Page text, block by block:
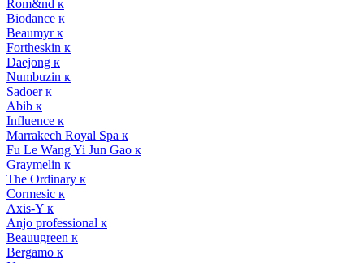
Rom&nd к
Biodance к
Beaumyr к
Fortheskin к
Daejong к
Numbuzin к
Sadoer к
Abib к
Influence к
Marrakech Royal Spa к
Fu Le Wang Yi Jun Gao к
Graymelin к
The Ordinary к
Cormesic к
Axis-Y к
Anjo professional к
Beauugreen к
Bergamo к